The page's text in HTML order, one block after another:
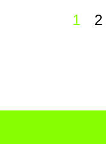
1 2